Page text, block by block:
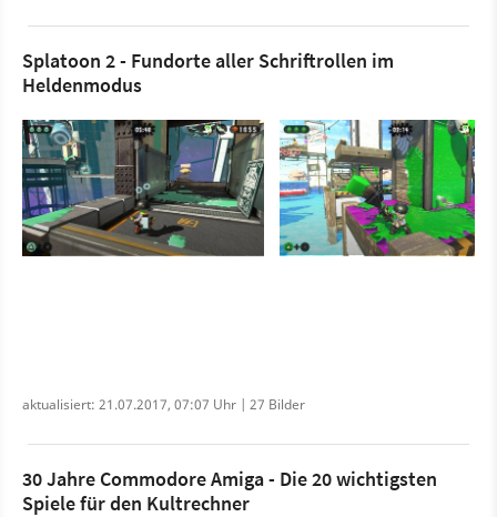
Splatoon 2 - Fundorte aller Schriftrollen im
Heldenmodus
aktualisiert: 21.07.2017, 07:07 Uhr | 27 Bilder
30 Jahre Commodore Amiga - Die 20 wichtigsten
Spiele für den Kultrechner